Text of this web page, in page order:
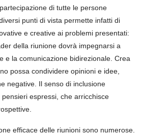
di tutte le persone
punti di vista permette infatti di
e creative ai problemi presentati:
della riunione dovrà impegnarsi a
e la comunicazione bidirezionale. Crea
possa condividere opinioni e idee,
negative. Il senso di inclusione
espressi, che arricchisce
efficace delle riunioni sono numerose.